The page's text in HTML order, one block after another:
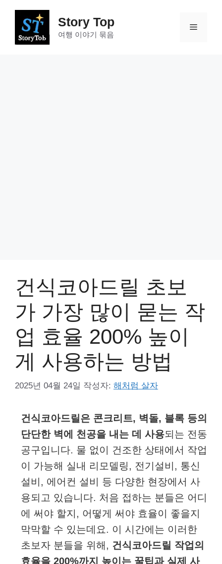
Story Top
여행 이야기 묶음
메
건식코아드릴 초보
가 가장 많이 묻는 작
업 효율 200% 높이
게 사용하는 방법
2025년 04월 24일 작성자: 해처럼 살자
건식코아드릴은 콘크리트, 벽돌, 블록 등의
단단한 벽에 천공을 내는 데 사용되는 전동
공구입니다. 물 없이 건조한 상태에서 작업
이 가능해 실내 리모델링, 전기설비, 통신
설비, 에어컨 설비 등 다양한 현장에서 사
용되고 있습니다. 처음 접하는 분들은 어디
에 써야 할지, 어떻게 써야 효율이 좋을지
막막할 수 있는데요. 이 시간에는 이러한
초보자 분들을 위해, 건식코아드릴 작업의
효율을 200%까지 높이는 꿀팁과 실제 사